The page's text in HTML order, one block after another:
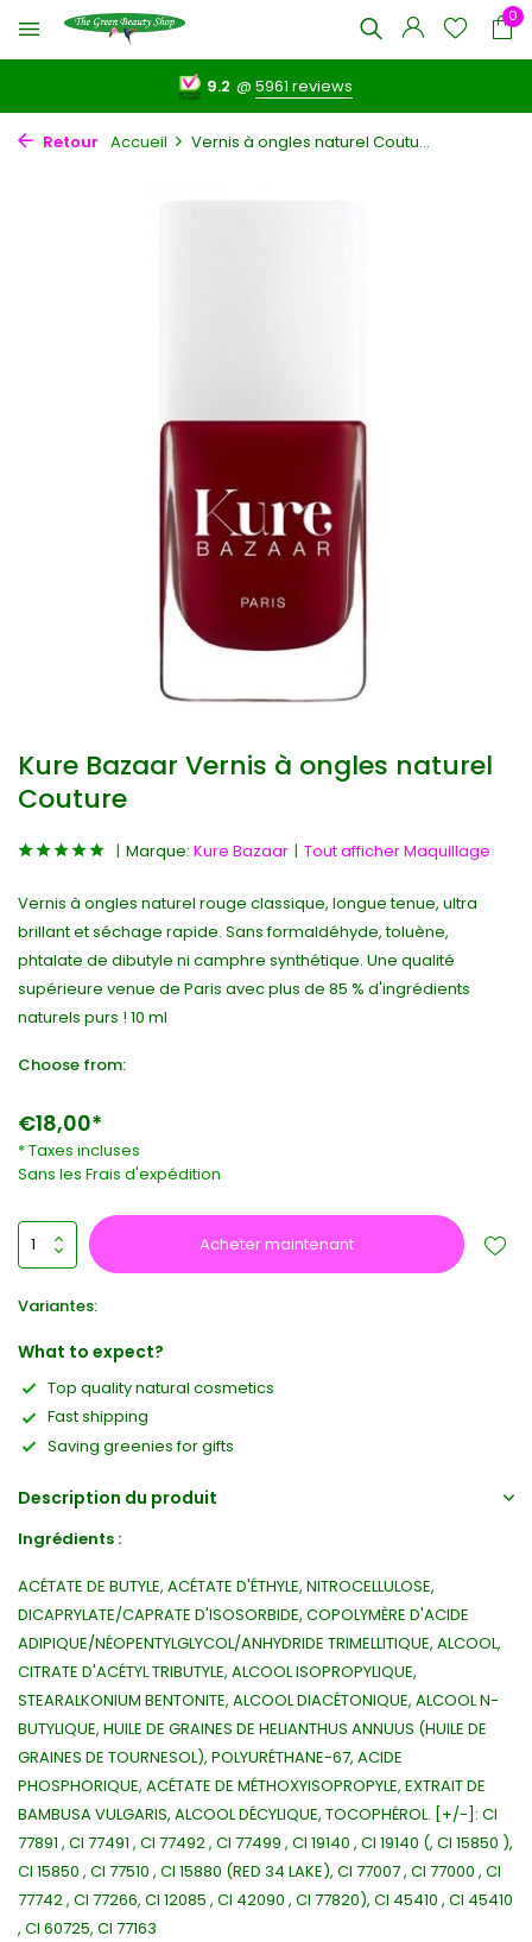
0
9.2 @5961 reviews
Retour Accueil Vernis à ongles naturel Coutu...
Kure Bazaar Vernis à ongles naturel
Couture
Marque: Kure Bazaar Tout afficher Maquillage
Vernis à ongles naturel rouge classique, longue tenue, ultra
brillant et séchage rapide. Sans formaldéhyde, toluène,
phtalate de dibutyle ni camphre synthétique. Une qualité
supérieure venue de Paris avec plus de 85 % d'ingrédients
naturels purs ! 10 ml
Choose from:
€18,00*
* Taxes incluses
Sans les Frais d'expédition
Acheter maintenant
Variantes:
What to expect?
Top quality natural cosmetics
Fast shipping
Saving greenies for gifts
Description du produit
Ingrédients :
ACÉTATE DE BUTYLE, ACÉTATE D'ÉTHYLE, NITROCELLULOSE,
DICAPRYLATE/CAPRATE D'ISOSORBIDE, COPOLYMÈRE D'ACIDE
ADIPIQUE/NÉOPENTYLGLYCOL/ANHYDRIDE TRIMELLITIQUE, ALCOOL,
CITRATE D'ACÉTYL TRIBUTYLE, ALCOOL ISOPROPYLIQUE,
STEARALKONIUM BENTONITE, ALCOOL DIACÉTONIQUE, ALCOOL N-
BUTYLIQUE, HUILE DE GRAINES DE HELIANTHUS ANNUUS (HUILE DE
GRAINES DE TOURNESOL), POLYURÉTHANE-67, ACIDE
PHOSPHORIQUE, ACÉTATE DE MÉTHOXYISOPROPYLE, EXTRAIT DE
BAMBUSA VULGARIS, ALCOOL DÉCYLIQUE, TOCOPHÉROL. [+/-]: CI
77891 , CI 77491 , CI 77492 , CI 77499 , CI 19140 , CI 19140 (, CI 15850 ),
CI 15850 , CI 77510 , CI 15880 (RED 34 LAKE), CI 77007 , CI 77000 , CI
77742 , CI 77266, CI 12085 , CI 42090 , CI 77820), CI 45410 , CI 45410
, CI 60725, CI 77163